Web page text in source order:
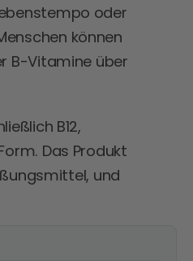
oder
können
B-Vitamine über
B12,
Das Produkt
und